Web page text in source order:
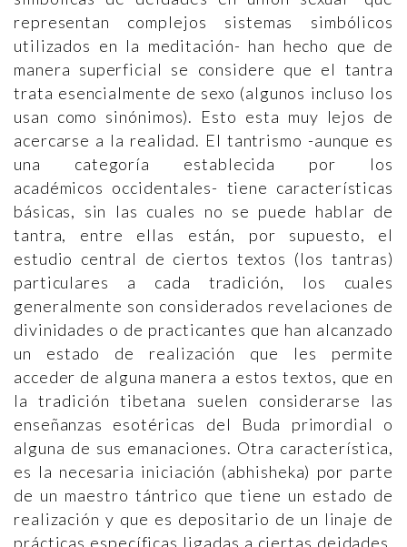
representan complejos sistemas simbólicos
utilizados en la meditación- han hecho que de
manera superficial se considere que el tantra
trata esencialmente de sexo (algunos incluso los
usan como sinónimos). Esto esta muy lejos de
acercarse a la realidad. El tantrismo -aunque es
una categoría establecida por los
académicos occidentales- tiene características
básicas, sin las cuales no se puede hablar de
tantra, entre ellas están, por supuesto, el
estudio central de ciertos textos (los tantras)
particulares a cada tradición, los cuales
generalmente son considerados revelaciones de
divinidades o de practicantes que han alcanzado
un estado de realización que les permite
acceder de alguna manera a estos textos, que en
la tradición tibetana suelen considerarse las
enseñanzas esotéricas del Buda primordial o
alguna de sus emanaciones. Otra característica,
es la necesaria iniciación (abhisheka) por parte
de un maestro tántrico que tiene un estado de
realización y que es depositario de un linaje de
prácticas específicas ligadas a ciertas deidades.